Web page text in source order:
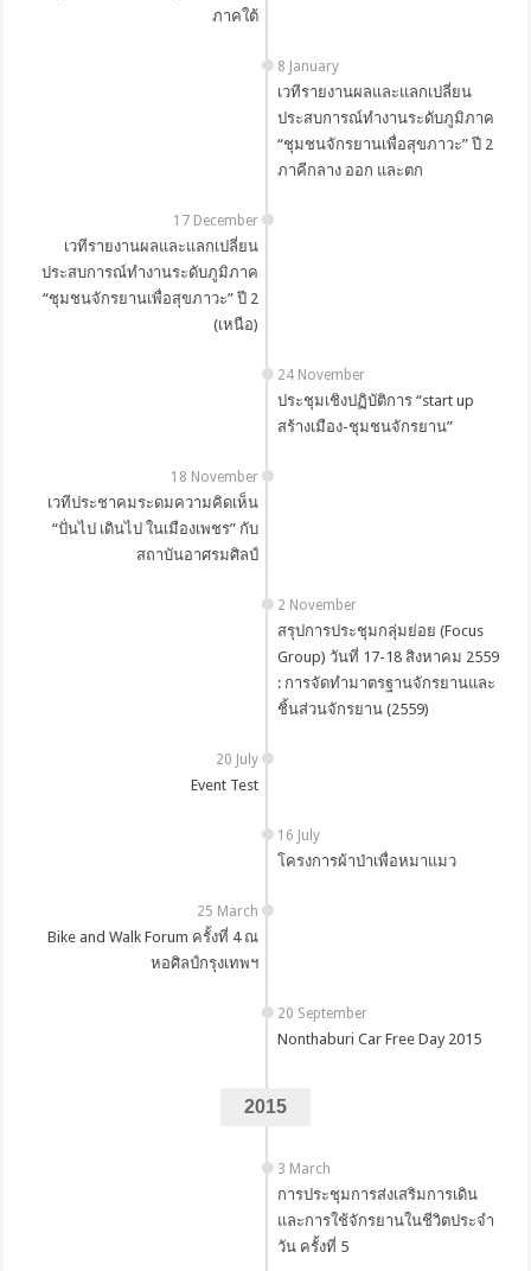
ภาคใต้
8 January
เวทีรายงานผลและแลกเปลี่ยน
ประสบการณ์ทำงานระดับภูมิภาค
“ชุมชนจักรยานเพื่อสุขภาวะ” ปี 2
ภาคีกลาง ออก และตก
17 December
เวทีรายงานผลและแลกเปลี่ยน
ประสบการณ์ทำงานระดับภูมิภาค
“ชุมชนจักรยานเพื่อสุขภาวะ” ปี 2
(เหนือ)
24 November
ประชุมเชิงปฏิบัติการ “start up
สร้างเมือง-ชุมชนจักรยาน”
18 November
เวทีประชาคมระดมความคิดเห็น
“ปั่นไป เดินไป ในเมืองเพชร” กับ
สถาบันอาศรมศิลป์
2 November
สรุปการประชุมกลุ่มย่อย (Focus
Group) วันที่ 17-18 สิงหาคม 2559
: การจัดทำมาตรฐานจักรยานและ
ชิ้นส่วนจักรยาน (2559)
20 July
Event Test
16 July
โครงการผ้าป่าเพื่อหมาแมว
25 March
Bike and Walk Forum ครั้งที่ 4 ณ
หอศิลป์กรุงเทพฯ
20 September
Nonthaburi Car Free Day 2015
2015
3 March
การประชุมการส่งเสริมการเดิน
และการใช้จักรยานในชีวิตประจำ
วัน ครั้งที่ 5